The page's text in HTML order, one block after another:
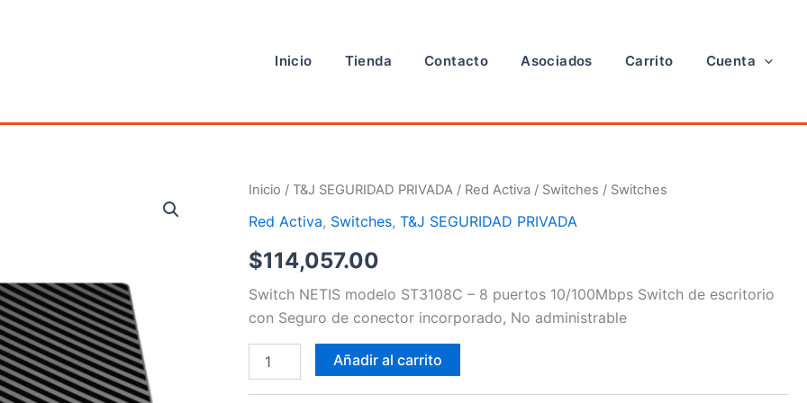
Inicio Tienda Contacto Asociados Carrito Cuenta
Inicio /T&J SEGURIDAD PRIVADA / Red Activa / Switches / Switches
Red Activa, Switches,T&J SEGURIDAD PRIVADA
$114,057.00
Switch NETIS modelo ST3108C – 8 puertos 10/100Mbps Switch de escritorio
con Seguro de conector incorporado, No administrable
Switches
Añadir al carrito